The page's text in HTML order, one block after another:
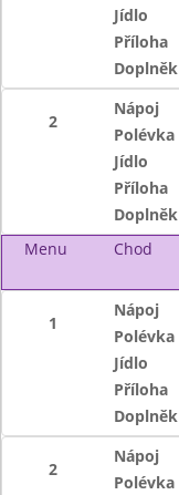
Jídlo
Příloha
Doplněk
2
Nápoj
Polévka
Jídlo
Příloha
Doplněk
Menu
Chod
1
Nápoj
Polévka
Jídlo
Příloha
Doplněk
2
Nápoj
Polévka